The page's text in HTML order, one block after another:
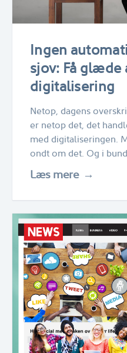
Ingen
sjov: Få glæde
digitalisering
Netop, dagens
er netop det, det
med digitaliseringen.
ondt om det. Og i
Læs mere